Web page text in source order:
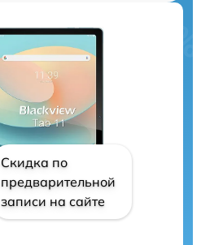
Скидка по
предварительной
записи на сайте